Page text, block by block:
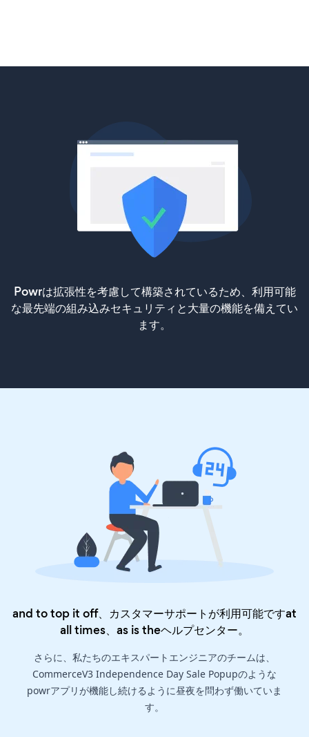
Powrは拡張性を考慮して構築されているため、利用可能
な最先端の組み込みセキュリティと大量の機能を備えてい
ます。
and to top it off、カスタマーサポートが利用可能ですat
all times、as is theヘルプセンター。
さらに、私たちのエキスパートエンジニアのチームは、
CommerceV3 Independence Day Sale Popupのような
powrアプリが機能し続けるように昼夜を問わず働いていま
す。